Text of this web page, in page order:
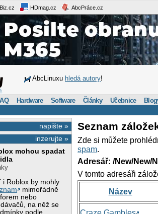
HDmag.cz AbcPráce.cz
AbcLinuxu hledá autory!
Hardware Software Články Učebnice
napište »
inzerujte »
mohou spadat
i Roblox by mohly
mimořádně
nebo
na něž se
podle
Seznam
Zde si můžete
spam.
Adresář: /New/New/
V tomto adresáři
Název